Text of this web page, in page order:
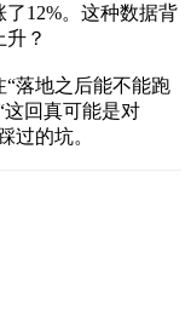
12%。这种数据背
？
落地之后能不能跑
回真可能是对
过的坑。